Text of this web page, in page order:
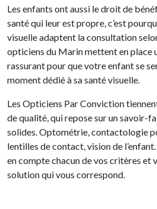
Les enfants ont aussi le droit de
santé qui leur est propre, c’est
visuelle adaptent la consultation
opticiens du Marin mettent en place
rassurant pour que votre enfant se
moment dédié à sa santé visuelle.
Les Opticiens Par Conviction
de qualité, qui repose sur un savoir-
solides. Optométrie, contactologie
lentilles de contact, vision de
en compte chacun de vos critères et
solution qui vous correspond.